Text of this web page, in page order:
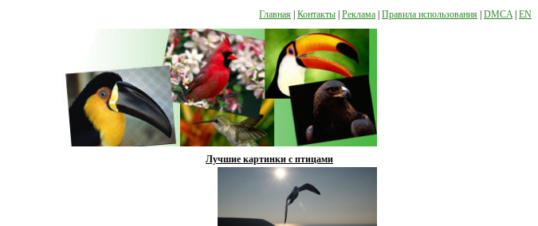
Главная Контакты Реклама Правила использования DMCA EN
Лучшие картинки с птицами